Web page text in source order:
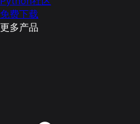
免费下载
更多产品